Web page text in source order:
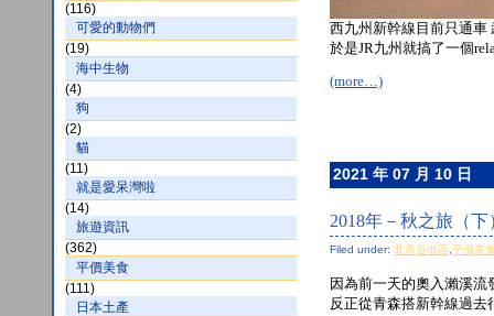
(116)
可愛的動物們
(19)
海中生物
(4)
狗
(2)
貓
(11)
就是愛呆灣啦
(14)
旅遊資訊
(362)
平價美食
(111)
日本土產
西九州新幹線目前只通車
於是JR九州就搞了一個
(more…)
2021 年 07 月 10 日
2018年－秋之旅（下
Filed under: 北海道地區 平價美
因為前一天的奧入瀨溪
反正從青森搭新幹線過去